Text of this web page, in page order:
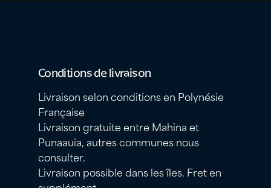
Conditions de livraison
Livraison selon conditions en Polynésie
Française
Livraison gratuite entre Mahina et
Punaauia, autres communes nous
consulter.
Livraison possible dans les îles. Fret en